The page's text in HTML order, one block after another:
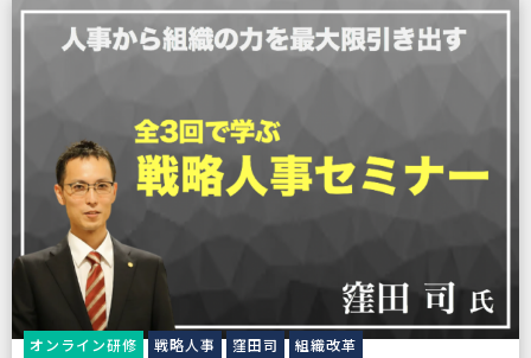
オンライン研修 戦略人事 窪田司 組織改革